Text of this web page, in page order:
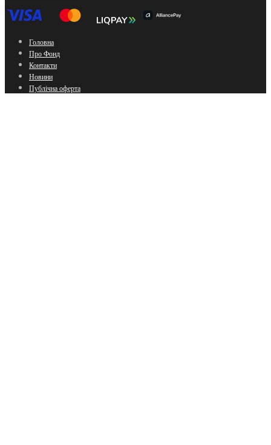
Головна
Про Фонд
Контакти
Новини
Публічна оферта